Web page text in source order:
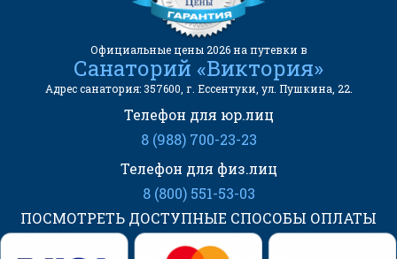
Официальные цены 2026 на путевки в
Санаторий «Виктория»
Адрес санатория: 357600, г. Ессентуки, ул. Пушкина, 22.
Телефон для юр.лиц
8 (988) 700-23-23
Телефон для физ.лиц
8 (800) 551-53-03
ПОСМОТРЕТЬ ДОСТУПНЫЕ СПОСОБЫ ОПЛАТЫ